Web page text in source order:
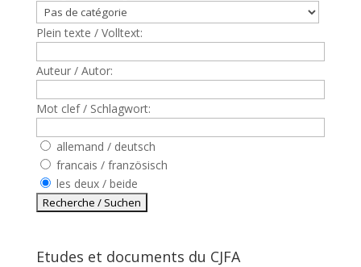
Plein texte / Volltext:
Auteur / Autor:
Mot clef / Schlagwort:
allemand / deutsch
francais / französisch
les deux / beide
Etudes et documents du CJFA